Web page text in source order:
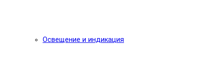
Освещение и индикация